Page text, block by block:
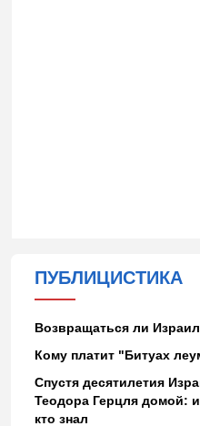
ПУБЛИЦИСТИКА
Возвращаться ли
Кому платит "Битуах
Спустя десятилетия
Теодора Герцля домой:
кто знал